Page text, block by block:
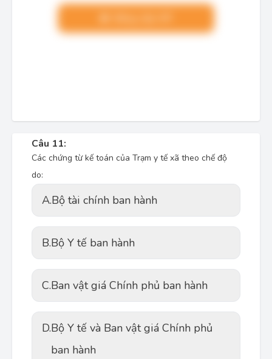
Câu 11:
Các chứng từ kế toán của Trạm y tế xã theo chế độ
do:
A.Bộ tài chính ban hành
B.Bộ Y tế ban hành
C.Ban vật giá Chính phủ ban hành
D.Bộ Y tế và Ban vật giá Chính phủ
ban hành